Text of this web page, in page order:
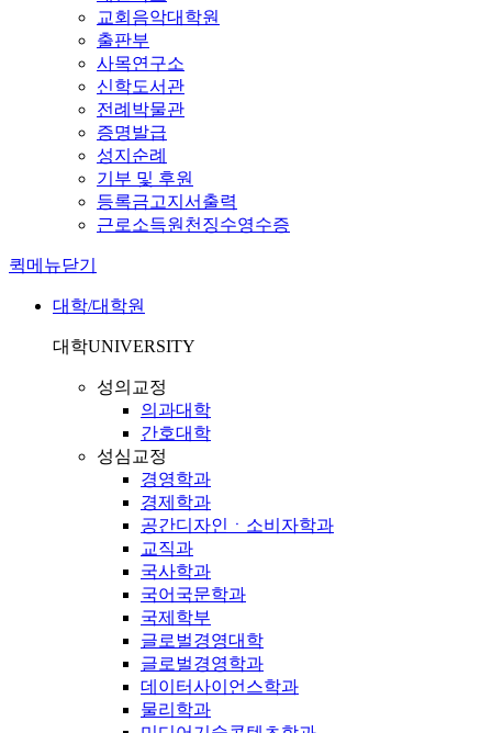
교회음악대학원
출판부
사목연구소
신학도서관
전례박물관
증명발급
성지순례
기부 및 후원
등록금고지서출력
근로소득원천징수영수증
퀵메뉴닫기
대학/대학원
대학UNIVERSITY
성의교정
의과대학
간호대학
성심교정
경영학과
경제학과
공간디자인ㆍ소비자학과
교직과
국사학과
국어국문학과
국제학부
글로벌경영대학
글로벌경영학과
데이터사이언스학과
물리학과